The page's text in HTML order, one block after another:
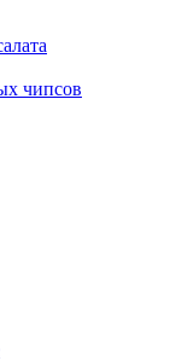
чипсов